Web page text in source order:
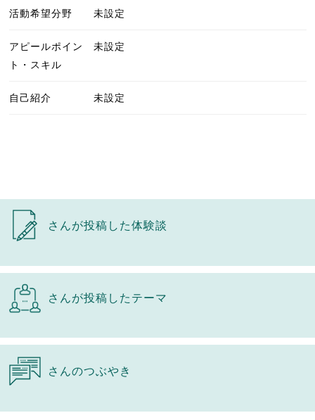
活動希望分野 未設定
アピールポイン
ト・スキル
未設定
自己紹介 未設定
さんが投稿した体験談
さんが投稿したテーマ
さんのつぶやき